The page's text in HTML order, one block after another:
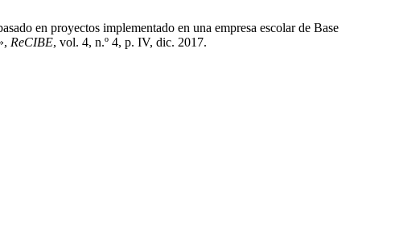
en proyectos implementado en una empresa escolar de Base
ReCIBE, vol. 4, n.º 4, p. IV, dic. 2017.